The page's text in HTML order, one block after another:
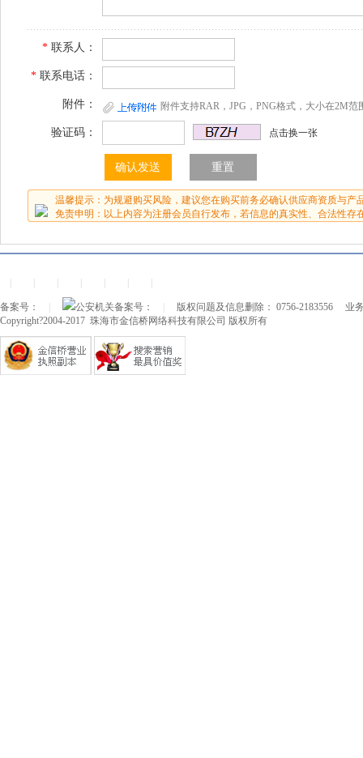
* 联系人：
* 联系电话：
附件： 附件支持RAR，JPG，PNG格式，大小在2M范
验证码： 点击换一张
温馨提示：为规避购买风险，建议您在购买前务必确认供应商资质与产
免责申明：以上内容为注册会员自行发布，若信息的真实性、合法性存
备案号： 公安机关备案号： 版权问题及信息删除： 0756-2183556
业
Copyright?2004-2017 珠海市金信桥网络科技有限公司 版权所有